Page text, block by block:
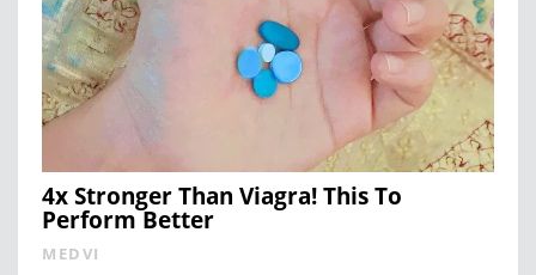
4x Stronger Than Viagra! This To
Perform Better
MEDVI